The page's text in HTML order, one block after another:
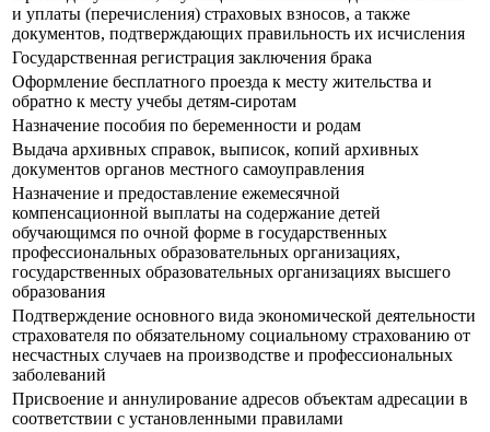
и уплаты (перечисления) страховых взносов, а также
документов, подтверждающих правильность их исчисления
Государственная регистрация заключения брака
Оформление бесплатного проезда к месту жительства и
обратно к месту учебы детям-сиротам
Назначение пособия по беременности и родам
Выдача архивных справок, выписок, копий архивных
документов органов местного самоуправления
Назначение и предоставление ежемесячной
компенсационной выплаты на содержание детей
обучающимся по очной форме в государственных
профессиональных образовательных организациях,
государственных образовательных организациях высшего
образования
Подтверждение основного вида экономической деятельности
страхователя по обязательному социальному страхованию от
несчастных случаев на производстве и профессиональных
заболеваний
Присвоение и аннулирование адресов объектам адресации в
соответствии с установленными правилами